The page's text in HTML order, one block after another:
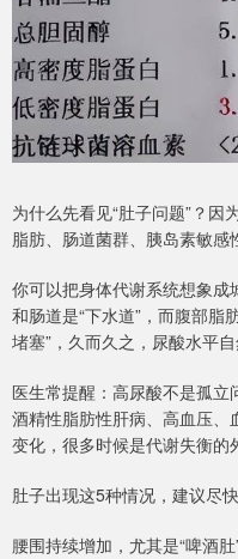
为什么先看见“肚子问题”？
脂肪、肠道菌群、胰岛素敏感
你可以把身体代谢系统想象成
和肠道是“下水道”，而腹部脂
堵塞”，久而久之，尿酸水平自
医生常提醒：高尿酸不是孤
酒精性脂肪性肝病、高血压
变化，很多时候是代谢失衡的
肚子出现这5种情况，建议尽
腰围持续增加，尤其是“啤酒肚